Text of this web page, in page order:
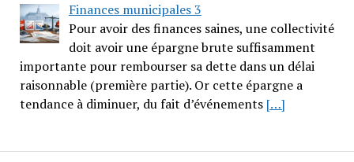
Finances municipales 3
Pour avoir des finances saines, une collectivité
doit avoir une épargne brute suffisamment
importante pour rembourser sa dette dans un délai
raisonnable (première partie). Or cette épargne a
tendance à diminuer, du fait d’événements […]